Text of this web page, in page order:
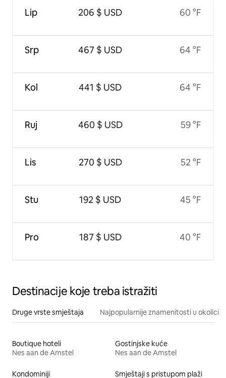
Lip
Srp
Kol
Ruj
Lis
Stu
Pro
206 $ USD
467 $ USD
441 $ USD
460 $ USD
270 $ USD
192 $ USD
187 $ USD
60 °F
64 °F
64 °F
59 °F
52 °F
45 °F
40 °F
Destinacije koje treba istražiti
Druge vrste smještaja Najpopularnije znamenitosti u okolici
Boutique hoteli
Nes aan de Amstel
Gostinjske kuće
Nes aan de Amstel
Kondominiji
Smještaji s pristupom plaži